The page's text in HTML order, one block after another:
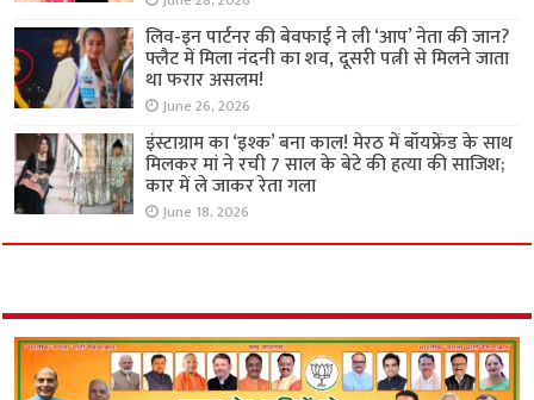
लिव-इन पार्टनर की बेवफाई ने ली ‘आप’ नेता की जान?
फ्लैट में मिला नंदनी का शव, दूसरी पत्नी से मिलने जाता
था फरार असलम!
June 26, 2026
इंस्टाग्राम का ‘इश्क’ बना काल! मेरठ में बॉयफ्रेंड के साथ
मिलकर मां ने रची 7 साल के बेटे की हत्या की साजिश;
कार में ले जाकर रेता गला
June 18, 2026